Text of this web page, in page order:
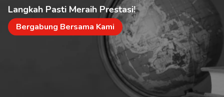
Langkah Pasti Meraih Prestasi!
Bergabung Bersama Kami